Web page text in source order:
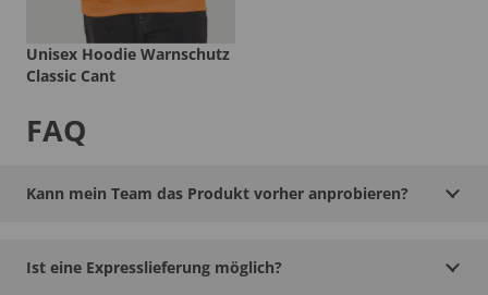
Unisex Hoodie Warnschutz
Classic Cant
FAQ
Kann mein Team das Produkt vorher anprobieren?
Ist eine Expresslieferung möglich?